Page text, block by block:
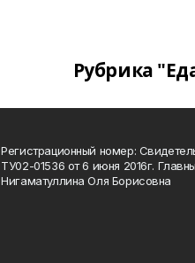
Рубрика
Регистрационный номер:
ТУ02-01536 от 6 июня 2016г.
Нигаматуллина Оля Борисовна